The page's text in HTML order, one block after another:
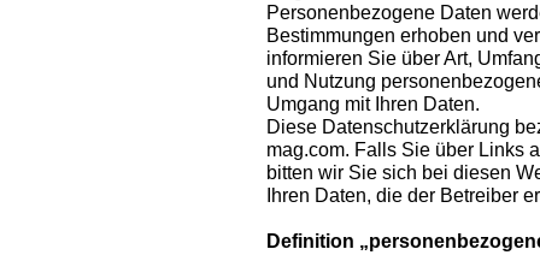
Personenbezogene Daten
Bestimmungen erhoben und
informieren Sie über Art,
und Nutzung
Umgang mit Ihren Daten.
Diese Datenschutzerklärung
mag.com. Falls Sie über Links
bitten wir Sie sich bei diesen
Ihren Daten, die der Betreiber
Definition